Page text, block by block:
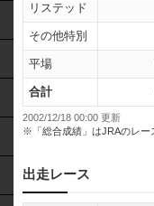
リステッド
その他特別
平場
合計
2002/12/18 00:00 更新
※「総合成績」はJRAのレー
出走レース